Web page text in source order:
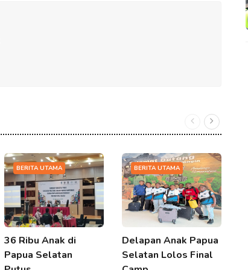
BERITA UTAMA
36 Ribu Anak di
Papua Selatan
BERITA UTAMA
Delapan Anak Papua
Selatan Lolos Final